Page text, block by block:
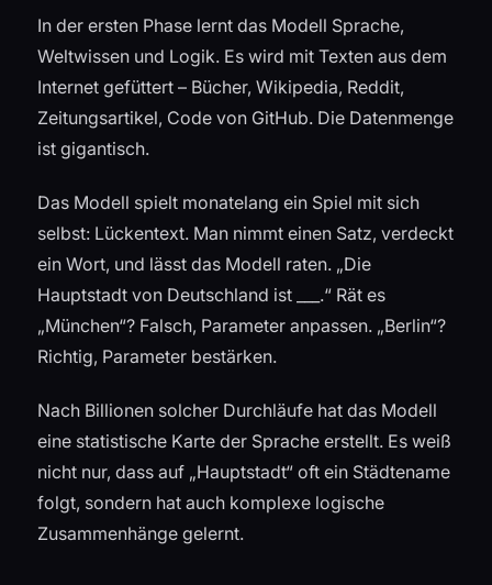
In der ersten Phase lernt das Modell Sprache,
Weltwissen und Logik. Es wird mit Texten aus dem
Internet gefüttert – Bücher, Wikipedia, Reddit,
Zeitungsartikel, Code von GitHub. Die Datenmenge
ist gigantisch.
Das Modell spielt monatelang ein Spiel mit sich
selbst: Lückentext. Man nimmt einen Satz, verdeckt
ein Wort, und lässt das Modell raten. „Die
Hauptstadt von Deutschland ist ___.“ Rät es
„München“? Falsch, Parameter anpassen. „Berlin“?
Richtig, Parameter bestärken.
Nach Billionen solcher Durchläufe hat das Modell
eine statistische Karte der Sprache erstellt. Es weiß
nicht nur, dass auf „Hauptstadt“ oft ein Städtename
folgt, sondern hat auch komplexe logische
Zusammenhänge gelernt.